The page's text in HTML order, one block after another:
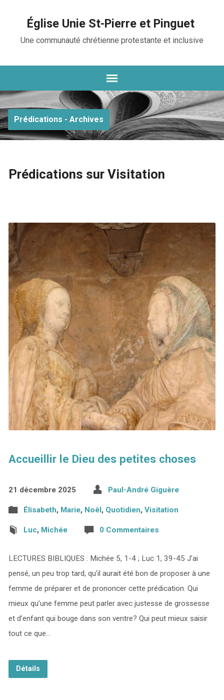
Église Unie St-Pierre et Pinguet
Une communauté chrétienne protestante et inclusive
Prédications - Archives
Prédications sur Visitation
Accueillir le Dieu des petites choses
21 décembre 2025 Paul-André Giguère
Élisabeth, Marie, Noël, Quotidien, Visitation
Luc, Michée 0 Commentaires
LECTURES BIBLIQUES : Michée 5, 1-4 ; Luc 1, 39-45 J’ai
pensé, un peu trop tard, qu’il aurait été bon de proposer à une
femme de préparer et de prononcer cette prédication. Qui
mieux qu’une femme peut parler avec justesse de grossesse
et d’enfant qui bouge dans son ventre? Qui peut mieux saisir
tout ce que…
Détails